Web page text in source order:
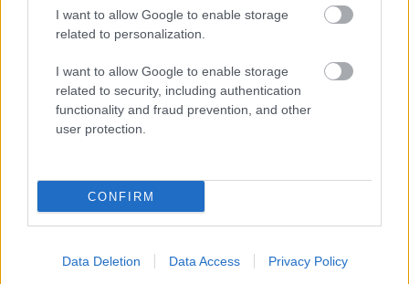
I want to allow Google to enable storage
related to personalization.
I want to allow Google to enable storage
related to security, including authentication
functionality and fraud prevention, and other
user protection.
CONFIRM
Data Deletion Data Access Privacy Policy